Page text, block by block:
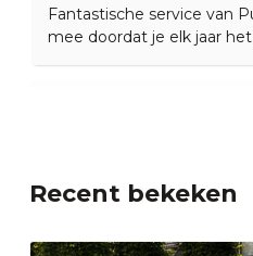
Fantastische service van
mee doordat je elk jaar
loungeset gekocht en
meubelen! Dank Puurteak!
Recent bekeken